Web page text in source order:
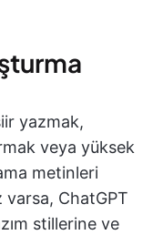
yazmak,
veya yüksek
metinleri
varsa, ChatGPT
stillerine ve